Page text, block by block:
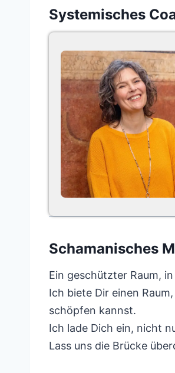
Systemisches
Schamanisches
Ein geschützter Raum,
Ich biete Dir einen
schöpfen kannst.
Ich lade Dich ein, nicht
Lass uns die Brücke